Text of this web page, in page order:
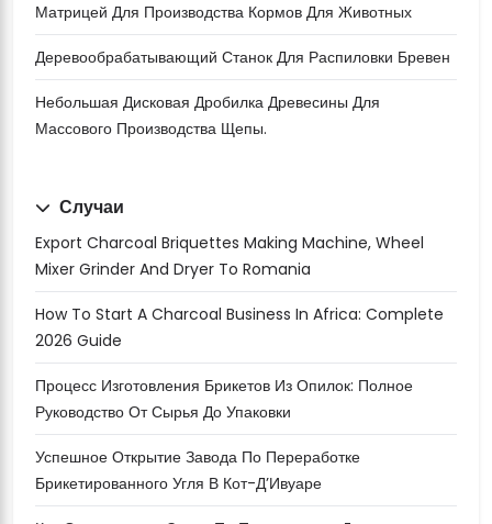
Матрицей Для Производства Кормов Для Животных
Деревообрабатывающий Станок Для Распиловки Бревен
Небольшая Дисковая Дробилка Древесины Для
Массового Производства Щепы.
Случаи
Export Charcoal Briquettes Making Machine, Wheel
Mixer Grinder And Dryer To Romania
How To Start A Charcoal Business In Africa: Complete
2026 Guide
Процесс Изготовления Брикетов Из Опилок: Полное
Руководство От Сырья До Упаковки
Успешное Открытие Завода По Переработке
Брикетированного Угля В Кот-Д’Ивуаре